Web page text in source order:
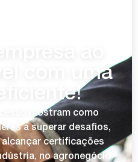
ao
com uma
mostram como
a superar desafios,
certificações
no agronegócio